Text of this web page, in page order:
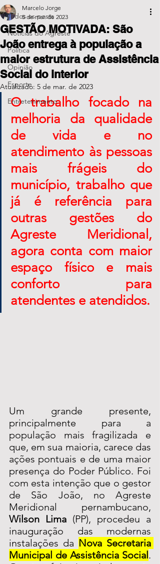
Todos os posts
Notícias do Agreste
Política
Opinião
Esporte
Entretenimento
GESTÃO MOTIVADA: São
João entrega à população a
maior estrutura de Assistência
Social do interior
Marcelo Jorge
5 de mar. de 2023
Atualizado: 5 de mar. de 2023
O trabalho focado na
melhoria da qualidade
de vida e no
atendimento às pessoas
mais frágeis do
município, trabalho que
já é referência para
outras gestões do
Agreste Meridional,
agora conta com maior
espaço físico e mais
conforto para
atendentes e atendidos.
Um grande presente,
principalmente para a
população mais fragilizada e
que, em sua maioria, carece das
ações pontuais e de uma maior
presença do Poder Público. Foi
com esta intenção que o gestor
de São João, no Agreste
Wilson Lima (PP), procedeu a
inauguração das modernas
instalações da Nova Secretaria
Municipal de Assistência Social.